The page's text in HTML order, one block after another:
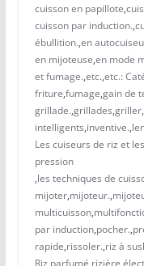
cuisson en papillote,
cuisson par induction.,
ébullition.,en
en mijoteuse,en mode
et fumage.,etc.,etc.:
friture,fumage,gain de
grillade.,grillades,griller,
intelligents,inventive.,
Les cuiseurs de riz et
pression
,les techniques de
mijoter,mijoteur.,
multicuisson,
par induction,pocher.,
rapide,rissoler.,riz à
Riz parfumé,rizière